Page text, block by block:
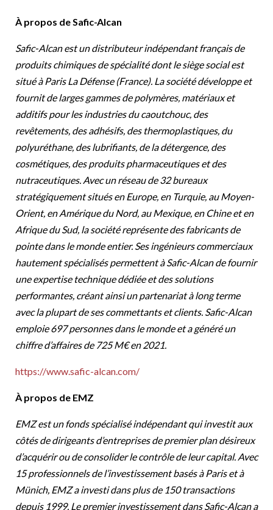
À propos de Safic-Alcan
Safic-Alcan est un distributeur indépendant français de
produits chimiques de spécialité dont le siège social est
situé à Paris La Défense (France). La société développe et
fournit de larges gammes de polymères, matériaux et
additifs pour les industries du caoutchouc, des
revêtements, des adhésifs, des thermoplastiques, du
polyuréthane, des lubrifiants, de la détergence, des
cosmétiques, des produits pharmaceutiques et des
nutraceutiques. Avec un réseau de 32 bureaux
stratégiquement situés en Europe, en Turquie, au Moyen-
Orient, en Amérique du Nord, au Mexique, en Chine et en
Afrique du Sud, la société représente des fabricants de
pointe dans le monde entier. Ses ingénieurs commerciaux
hautement spécialisés permettent à Safic-Alcan de fournir
une expertise technique dédiée et des solutions
performantes, créant ainsi un partenariat à long terme
avec la plupart de ses commettants et clients. Safic-Alcan
emploie 697 personnes dans le monde et a généré un
chiffre d’affaires de 725 M€ en 2021.
https://www.safic-alcan.com/
À propos de EMZ
EMZ est un fonds spécialisé indépendant qui investit aux
côtés de dirigeants d’entreprises de premier plan désireux
d’acquérir ou de consolider le contrôle de leur capital. Avec
15 professionnels de l’investissement basés à Paris et à
Münich, EMZ a investi dans plus de 150 transactions
depuis 1999. Le premier investissement dans Safic-Alcan a